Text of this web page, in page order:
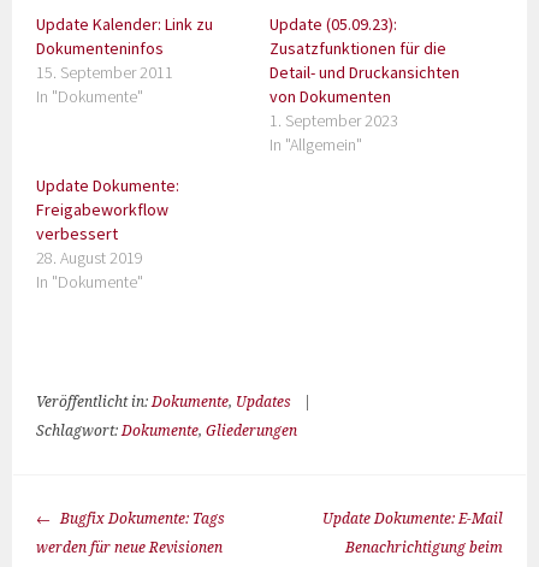
Update Kalender: Link zu
Dokumenteninfos
15. September 2011
In "Dokumente"
Update (05.09.23):
Zusatzfunktionen für die
Detail- und Druckansichten
von Dokumenten
1. September 2023
In "Allgemein"
Update Dokumente:
Freigabeworkflow
verbessert
28. August 2019
In "Dokumente"
Veröffentlicht in:Dokumente, Updates
Schlagwort:Dokumente,Gliederungen
Bugfix Dokumente: Tags
werden für neue Revisionen
Update Dokumente: E-Mail
Benachrichtigung beim